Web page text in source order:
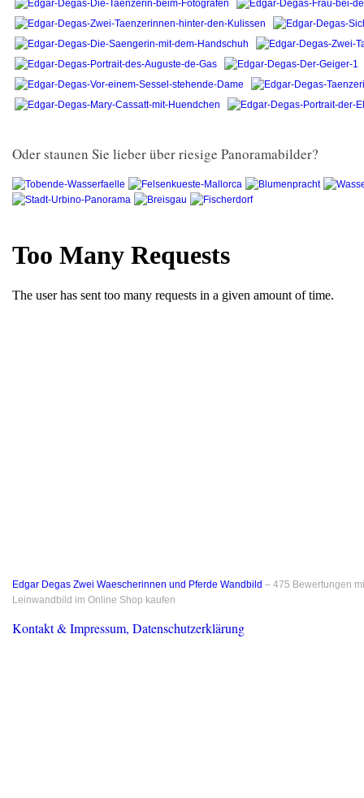
Oder staunen Sie lieber über riesige Panoramabilder?
Edgar Degas Zwei Waescherinnen und Pferde Wandbild – 475 Bewertungen
Leinwandbild im Online Shop kaufen
Kontakt & Impressum, Datenschutzerklärung